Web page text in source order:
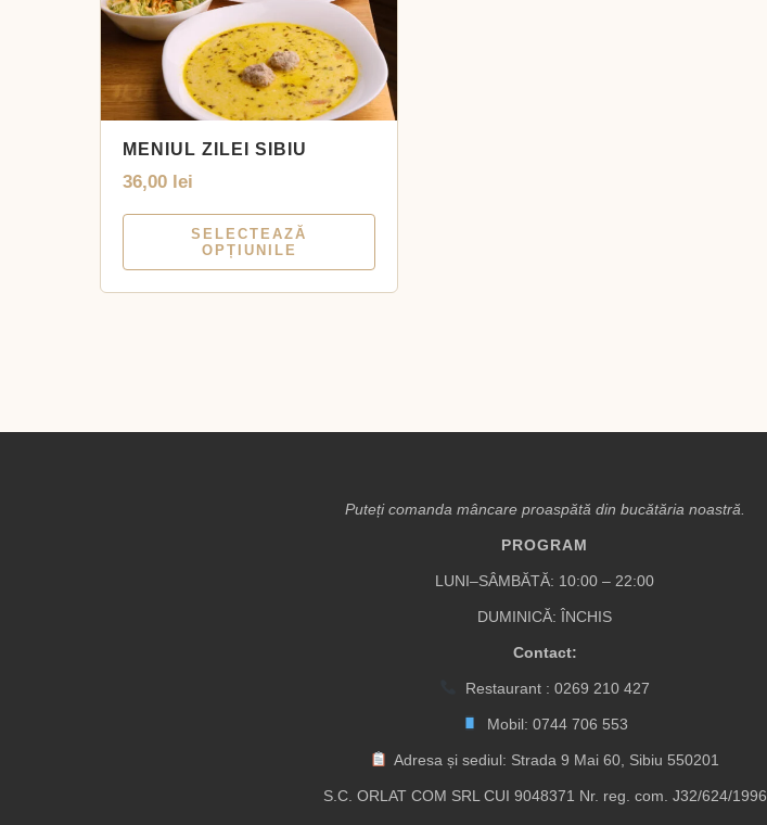
MENIUL ZILEI SIBIU
36,00 lei
SELECTEAZĂ
OPȚIUNILE
Puteți comanda mâncare proaspătă din bucătăria noastră.
PROGRAM
LUNI–SÂMBĂTĂ: 10:00 – 22:00
DUMINICĂ: ÎNCHIS
Contact:
Restaurant : 0269 210 427
Mobil: 0744 706 553
Adresa și sediul: Strada 9 Mai 60, Sibiu 550201
S.C. ORLAT COM SRL CUI 9048371 Nr. reg. com. J32/624/1996